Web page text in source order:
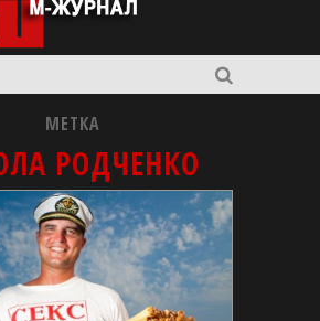
МЕТКА
РОДЧЕНКО